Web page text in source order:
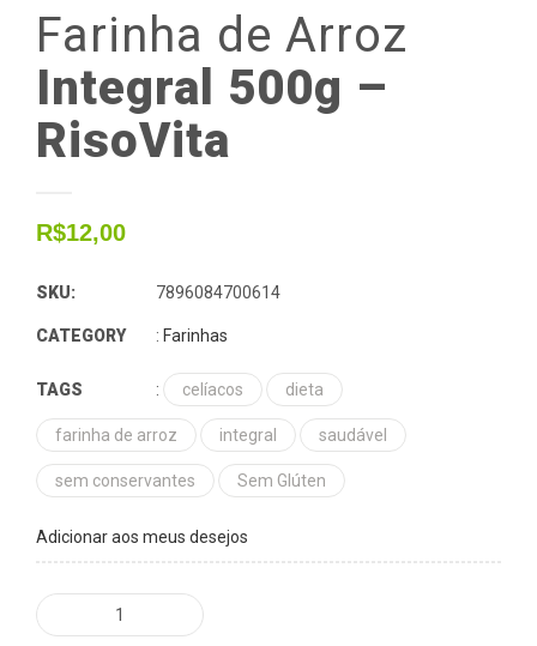
Farinha de Arroz
Integral 500g –
RisoVita
R$12,00
SKU: 7896084700614
CATEGORY : Farinhas
TAGS : celíacos dieta
farinha de arroz integral saudável
sem conservantes Sem Glúten
Adicionar aos meus desejos